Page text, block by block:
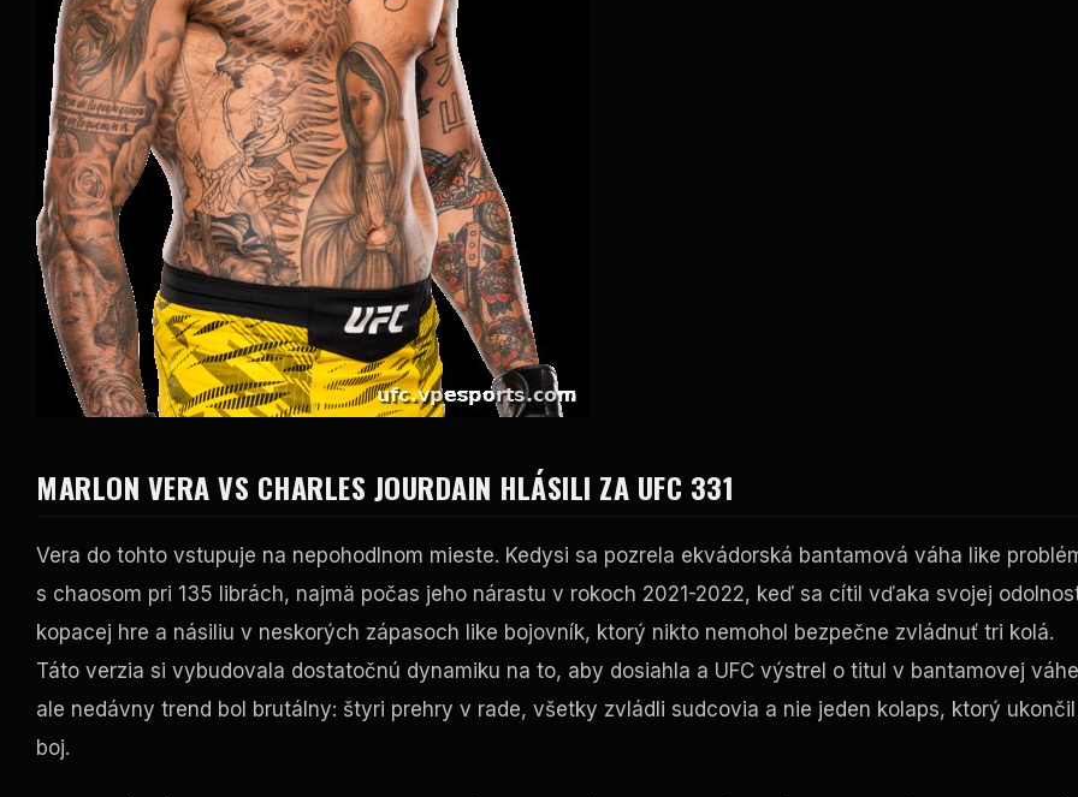
MARLON VERA VS CHARLES JOURDAIN HLÁSILI ZA UFC 331
Vera do tohto vstupuje na nepohodlnom mieste. Kedysi sa pozrela ekvádorská bantamová váha like
s chaosom pri 135 librách, najmä počas jeho nárastu v rokoch 2021-2022, keď sa cítil vďaka svojej
kopacej hre a násiliu v neskorých zápasoch like bojovník, ktorý nikto nemohol bezpečne zvládnuť tri kolá.
Táto verzia si vybudovala dostatočnú dynamiku na to, aby dosiahla a UFC výstrel o titul v bantamovej
ale nedávny trend bol brutálny: štyri prehry v rade, všetky zvládli sudcovia a nie jeden kolaps, ktorý ukončil
boj.